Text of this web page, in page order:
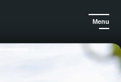
Menu
Bezoek en proeverij - Van wijnstok tot glas!